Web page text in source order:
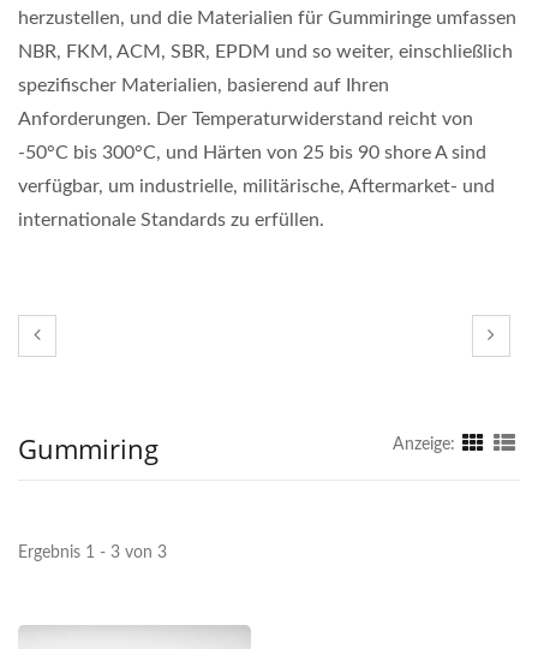
herzustellen, und die Materialien für Gummiringe umfassen
NBR, FKM, ACM, SBR, EPDM und so weiter, einschließlich
spezifischer Materialien, basierend auf Ihren
Anforderungen. Der Temperaturwiderstand reicht von
-50°C bis 300°C, und Härten von 25 bis 90 shore A sind
verfügbar, um industrielle, militärische, Aftermarket- und
internationale Standards zu erfüllen.
Gummiring Anzeige:
Ergebnis 1 - 3 von 3